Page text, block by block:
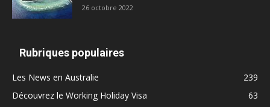
26 octobre 2022
Rubriques populaires
Les News en Australie
239
Découvrez le Working Holiday Visa
63